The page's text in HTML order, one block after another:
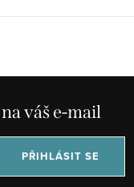
váš e-mail
PŘIHLÁSIT SE